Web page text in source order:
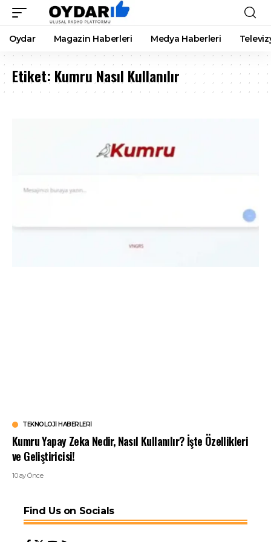
Oydar Magazin Haberleri Medya Haberleri
Etiket: Kumru Nasıl Kullanılır
TEKNOLOJI HABERLERI
Kumru Yapay Zeka Nedir, Nasıl Kullanılır? İşte Özellikleri
ve Geliştiricisi!
10 ay Önce
Find Us on Socials